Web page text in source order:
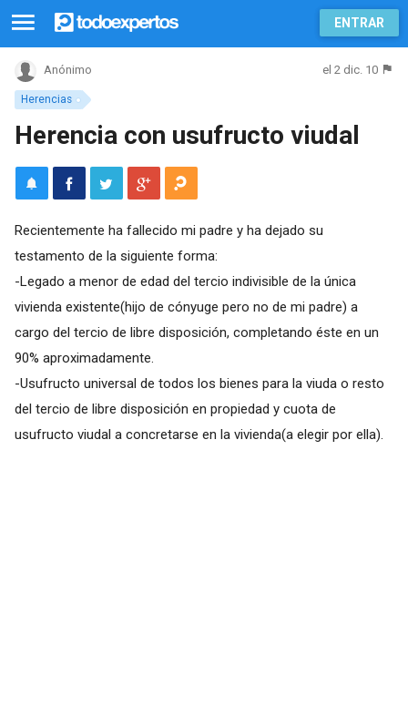
ENTRAR
Herencias
Anónimo el 2 dic. 10
Herencia con usufructo viudal
Recientemente ha fallecido mi padre y ha dejado su
testamento de la siguiente forma:
-Legado a menor de edad del tercio indivisible de la única
vivienda existente(hijo de cónyuge pero no de mi padre) a
cargo del tercio de libre disposición, completando éste en un
90% aproximadamente.
-Usufructo universal de todos los bienes para la viuda o resto
del tercio de libre disposición en propiedad y cuota de
usufructo viudal a concretarse en la vivienda(a elegir por ella).